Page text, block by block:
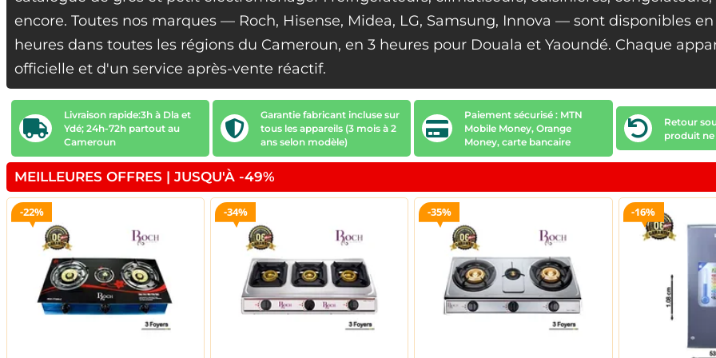
encore. Toutes nos marques — Roch, Hisense, Midea, LG, Samsung, Innova — sont disponibles
heures dans toutes les régions du Cameroun, en 3 heures pour Douala et Yaoundé. Chaque
officielle et d'un service après-vente réactif.
Livraison rapide:3h à Dla et
Ydé; 24h-72h partout au
Cameroun
Garantie fabricant incluse sur
tous les appareils (3 mois à 2
ans selon modèle)
Paiement sécurisé : MTN
Mobile Money, Orange
Money, carte bancaire
Retour
produit
MEILLEURES OFFRES | JUSQU'À -49%
22% 34% 35% 16%